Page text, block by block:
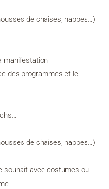
de chaises, nappes…)
manifestation
des programmes et le
de chaises, nappes…)
souhait avec costumes ou